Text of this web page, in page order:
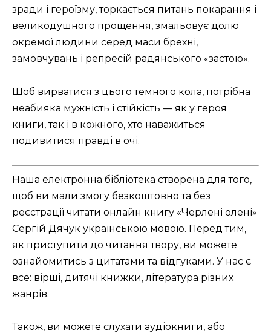
зради і героїзму, торкається питань покарання і
великодушного прощення, змальовує долю
окремої людини серед маси брехні,
замовчувань і репресій радянського «застою».
Щоб вирватися з цього темного кола, потрібна
неабияка мужність і стійкість — як у героя
книги, так і в кожного, хто наважиться
подивитися правді в очі.
Наша електронна бібліотека створена для того,
щоб ви мали змогу безкоштовно та без
реєстрації читати онлайн книгу «Черлені олені»
Сергій Дячук українською мовою. Перед тим,
як приступити до читання твору, ви можете
ознайомитись з цитатами та відгуками. У нас є
все: вірші, дитячі книжки, література різних
жанрів.
Також, ви можете слухати аудіокниги, або